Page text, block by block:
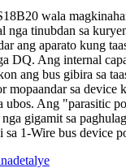
wala
nga tinubdan sa
ang aparato kung
DQ. Ang internal
ang bus gibira sa
mopaandar sa device
ubos. Ang "parasitic
gigamit sa
sa 1-Wire bus device
detalye